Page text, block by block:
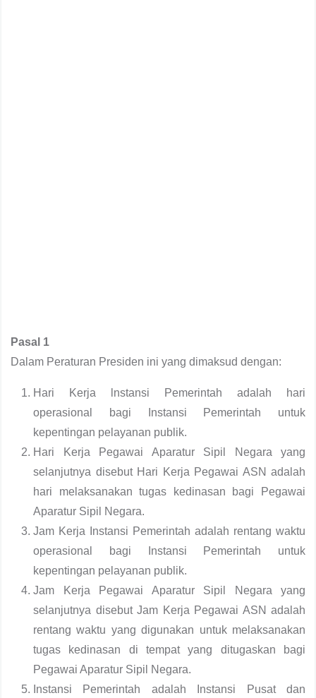
Pasal 1
Dalam Peraturan Presiden ini yang dimaksud dengan:
Hari Kerja lnstansi Pemerintah adalah hari
operasional bagi Instansi Pemerintah untuk
kepentingan pelayanan publik.
Hari Kerja Pegawai Aparatur Sipil Negara yang
selanjutnya disebut Hari Kerja Pegawai ASN adalah
hari melaksanakan tugas kedinasan bagi Pegawai
Aparatur Sipil Negara.
Jam Kerja Instansi Pemerintah adalah rentang waktu
operasional bagi Instansi Pemerintah untuk
kepentingan pelayanan publik.
Jam Kerja Pegawai Aparatur Sipil Negara yang
selanjutnya disebut Jam Kerja Pegawai ASN adalah
rentang waktu yang digunakan untuk melaksanakan
tugas kedinasan di tempat yang ditugaskan bagi
Pegawai Aparatur Sipil Negara.
Instansi Pemerintah adalah Instansi Pusat dan